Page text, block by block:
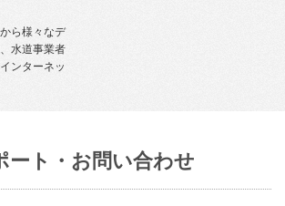
ら様々なデ
水道事業者
ンターネッ
ート・お問い合わせ